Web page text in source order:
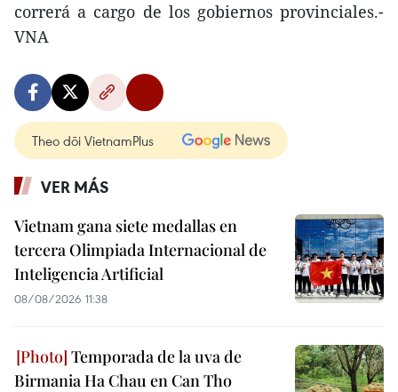
correrá a cargo de los gobiernos provinciales.-
VNA
Theo dõi VietnamPlus
VER MÁS
Vietnam gana siete medallas en
tercera Olimpiada Internacional de
Inteligencia Artificial
08/08/2026 11:38
Temporada de la uva de
Birmania Ha Chau en Can Tho